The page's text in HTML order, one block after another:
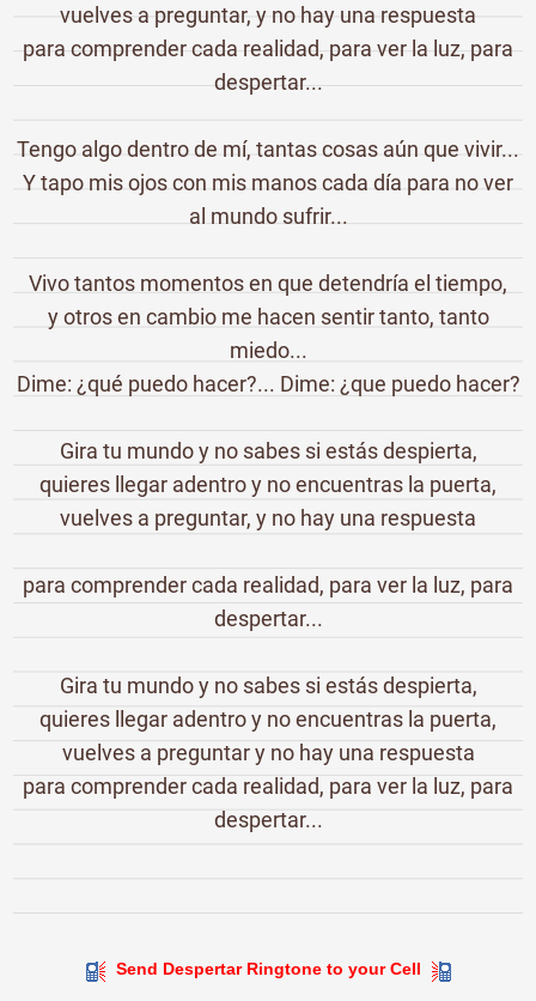
vuelves a preguntar, y no hay una respuesta
para comprender cada realidad, para ver la luz, para
despertar...
Tengo algo dentro de mí, tantas cosas aún que vivir...
Y tapo mis ojos con mis manos cada día para no ver
al mundo sufrir...
Vivo tantos momentos en que detendría el tiempo,
y otros en cambio me hacen sentir tanto, tanto
miedo...
Dime: ¿qué puedo hacer?... Dime: ¿que puedo hacer?
Gira tu mundo y no sabes si estás despierta,
quieres llegar adentro y no encuentras la puerta,
vuelves a preguntar, y no hay una respuesta
para comprender cada realidad, para ver la luz, para
despertar...
Gira tu mundo y no sabes si estás despierta,
quieres llegar adentro y no encuentras la puerta,
vuelves a preguntar y no hay una respuesta
para comprender cada realidad, para ver la luz, para
despertar...
Send Despertar Ringtone to your Cell